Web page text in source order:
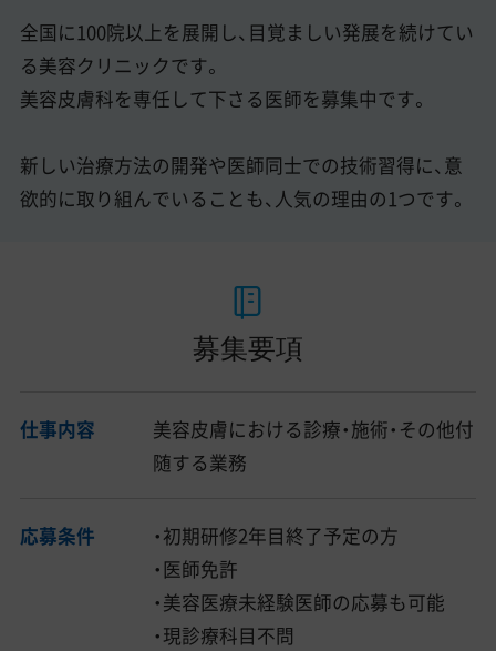
全国に100院以上を展開し、目覚ましい発展を続けてい
る美容クリニックです。
美容皮膚科を専任して下さる医師を募集中です。
新しい治療方法の開発や医師同士での技術習得に、意
欲的に取り組んでいることも、人気の理由の1つです。
募集要項
仕事内容
美容皮膚における診療・施術・その他付
随する業務
応募条件
・初期研修2年目終了予定の方
・医師免許
・美容医療未経験医師の応募も可能
・現診療科目不問